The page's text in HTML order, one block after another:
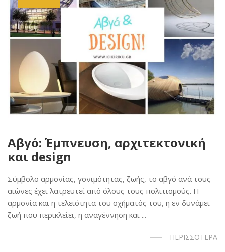
Αβγό: Έμπνευση, αρχιτεκτονική
και design
Σύμβολο αρμονίας, γονιμότητας, ζωής, το αβγό ανά τους
αιώνες έχει λατρευτεί από όλους τους πολιτισμούς. Η
αρμονία και η τελειότητα του σχήματός του, η εν δυνάμει
ζωή που περικλείει, η αναγέννηση και ...
ΠΕΡΙΣΣΟΤΕΡΑ